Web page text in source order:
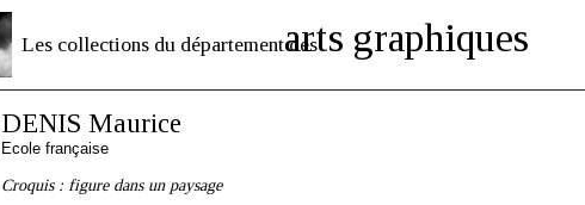
Les collections du département desarts graphiques
DENIS Maurice
Ecole française
Croquis : figure dans un paysage